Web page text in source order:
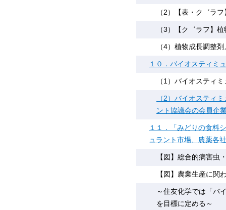
（2）【表・ク゛ラ
（3）【ク゛ラフ】
（4）植物成長調整
１０．バイオスティミ
（1）バイオスティ
（2）バイオスティ
ント協議会の会員企
１１．「みどりの食料
ュラント市場、農薬各
【図】総合的病害虫
【図】農業生産に関
～住友化学では「バ
を目標に定める～